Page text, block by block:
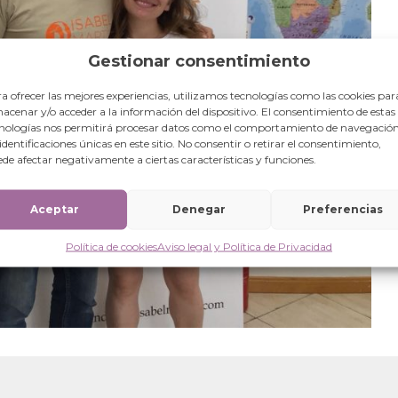
Gestionar consentimiento
ofrecer las mejores experiencias, utilizamos tecnologías como las cookies
y/o acceder a la información del dispositivo. El consentimiento de estas
nos permitirá procesar datos como el comportamiento de
únicas en este sitio. No consentir o retirar el consentimiento,
afectar negativamente a ciertas características y funciones.
Aceptar Denegar Preferencias
Política de cookiesAviso legal y Política de Privacidad